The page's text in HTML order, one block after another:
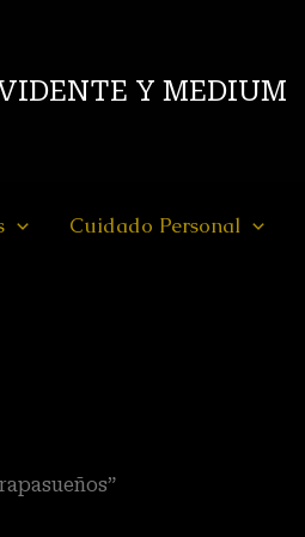
Y MEDIUM
Cuidado Personal